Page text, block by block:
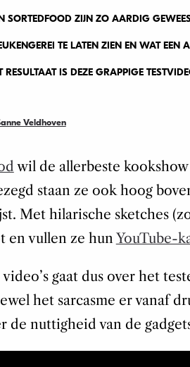
SORTEDFOOD ZIJN ZO AARDIG
TE LATEN ZIEN EN WAT EEN
RESULTAAT IS DEZE GRAPPIGE
Veldhoven
wil de allerbeste
staan ze ook hoog
Met hilarische sketches
en vullen ze hun YouTube-
gaat dus over het
het sarcasme er vanaf
de nuttigheid van de